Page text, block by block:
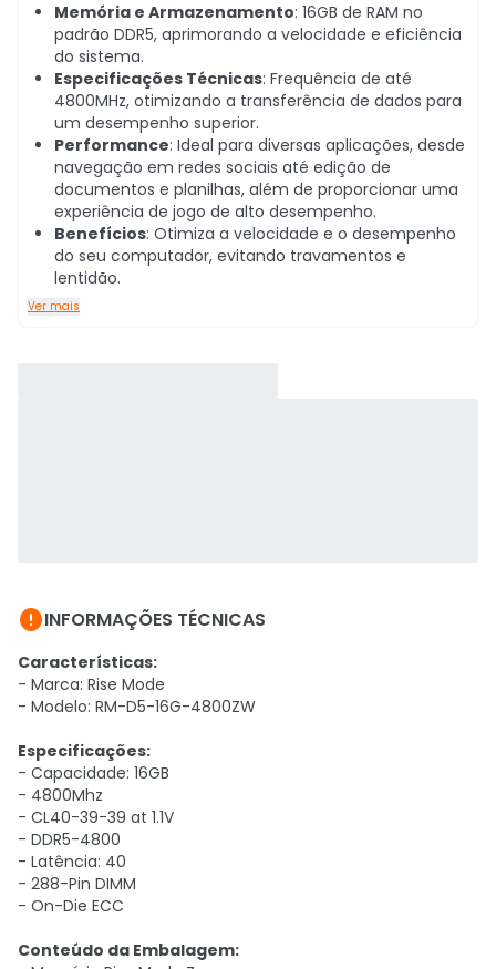
Memória e Armazenamento: 16GB de RAM no
padrão DDR5, aprimorando a velocidade e eficiência
do sistema.
Especificações Técnicas: Frequência de até
4800MHz, otimizando a transferência de dados para
um desempenho superior.
Performance: Ideal para diversas aplicações, desde
navegação em redes sociais até edição de
documentos e planilhas, além de proporcionar uma
experiência de jogo de alto desempenho.
Benefícios: Otimiza a velocidade e o desempenho
do seu computador, evitando travamentos e
lentidão.
Ver mais
INFORMAÇÕES TÉCNICAS
Características:
- Marca: Rise Mode
- Modelo: RM-D5-16G-4800ZW
Especificações:
- Capacidade: 16GB
- 4800Mhz
- CL40-39-39 at 1.1V
- DDR5-4800
- Latência: 40
- 288-Pin DIMM
- On-Die ECC
Conteúdo da Embalagem: